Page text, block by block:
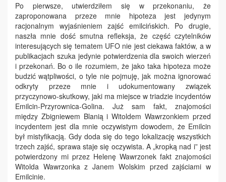
Po pierwsze, utwierdziłem się w przekonaniu, że
zaproponowana przeze mnie hipoteza jest jedynym
racjonalnym wyjaśnieniem zajść emilcińskich. Po drugie,
naszła mnie dość smutna refleksja, że część czytelników
interesujących się tematem UFO nie jest ciekawa faktów, a w
publikacjach szuka jedynie potwierdzenia dla swoich wierzeń
i przekonań. Bo o ile rozumiem, że jako taka hipoteza może
budzić wątpliwości, o tyle nie pojmuję, jak można ignorować
odkryty przeze mnie i udokumentowany związek
przyczynowo-skutkowy, jaki ma miejsce w triadzie incydentów
Emilcin-Przyrownica-Golina. Już sam fakt, znajomości
między Zbigniewem Blanią i Witoldem Wawrzonkiem przed
incydentem jest dla mnie oczywistym dowodem, że Emilcin
był mistyfikacją. Gdy doda się do tego lokalizację wszystkich
trzech zajść, sprawa staje się oczywista. A „kropką nad i” jest
potwierdzony mi przez Helenę Wawrzonek fakt znajomości
Witolda Wawrzonka z Janem Wolskim przed zajściami w
Emilcinie.